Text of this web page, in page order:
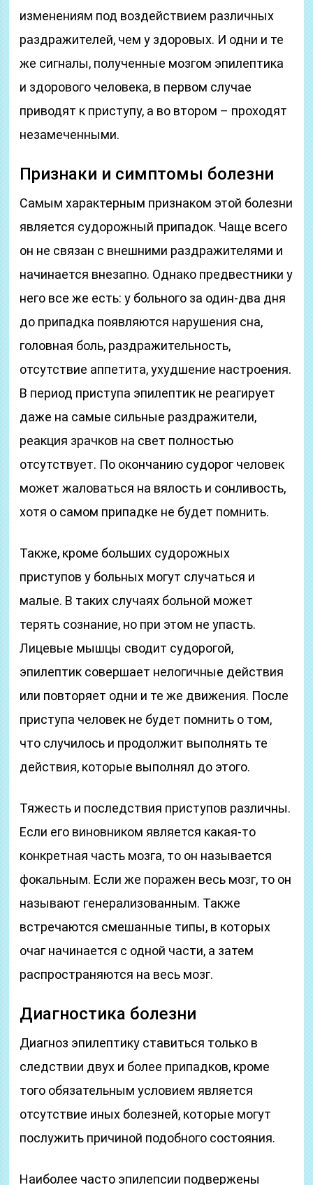
изменениям под воздействием различных
раздражителей, чем у здоровых. И одни и те
же сигналы, полученные мозгом эпилептика
и здорового человека, в первом случае
приводят к приступу, а во втором – проходят
незамеченными.
Признаки и симптомы болезни
Самым характерным признаком этой болезни
является судорожный припадок. Чаще всего
он не связан с внешними раздражителями и
начинается внезапно. Однако предвестники у
него все же есть: у больного за один-два дня
до припадка появляются нарушения сна,
головная боль, раздражительность,
отсутствие аппетита, ухудшение настроения.
В период приступа эпилептик не реагирует
даже на самые сильные раздражители,
реакция зрачков на свет полностью
отсутствует. По окончанию судорог человек
может жаловаться на вялость и сонливость,
хотя о самом припадке не будет помнить.
Также, кроме больших судорожных
приступов у больных могут случаться и
малые. В таких случаях больной может
терять сознание, но при этом не упасть.
Лицевые мышцы сводит судорогой,
эпилептик совершает нелогичные действия
или повторяет одни и те же движения. После
приступа человек не будет помнить о том,
что случилось и продолжит выполнять те
действия, которые выполнял до этого.
Тяжесть и последствия приступов различны.
Если его виновником является какая-то
конкретная часть мозга, то он называется
фокальным. Если же поражен весь мозг, то он
называют генерализованным. Также
встречаются смешанные типы, в которых
очаг начинается с одной части, а затем
распространяются на весь мозг.
Диагностика болезни
Диагноз эпилептику ставиться только в
следствии двух и более припадков, кроме
того обязательным условием является
отсутствие иных болезней, которые могут
послужить причиной подобного состояния.
Наиболее часто эпилепсии подвержены